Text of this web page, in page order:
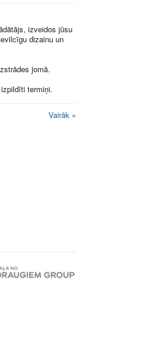
izveidos jūsu
dizainu un
jomā.
termiņi.
Vairāk »